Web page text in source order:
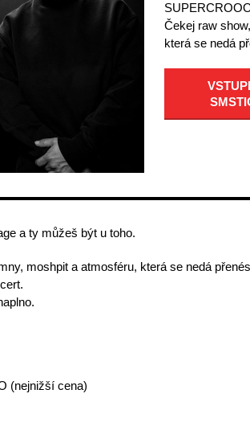
Čekej raw
která se nedá
a ty můžeš být u toho.
moshpit a atmosféru, která se nedá
(nejnižší cena)